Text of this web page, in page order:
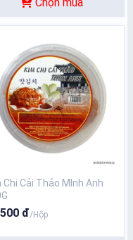
Chi Cải Thảo MInh Anh
đ/Hộp